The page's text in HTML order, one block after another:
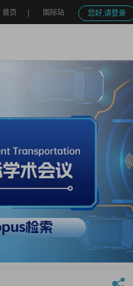
首页 国际站 您好,请登录